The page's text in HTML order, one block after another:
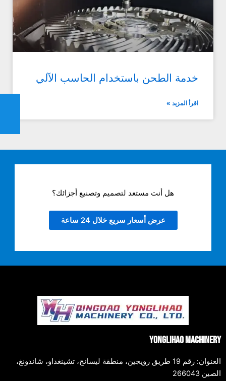
خدمة الطحن باستخدام الحاسب الآلي
اقرأ المزيد »
هل أنت مستعد لتصميم وتصنيع أجزائك؟
عرض أسعار سريع خلال 24 ساعة
Yonglihao Machinery
العنوان: رقم 19 طريق رويجين، منطقة ليسانج، تشينغداو، شاندونغ،
الصين 266043